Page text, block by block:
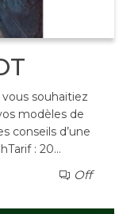
souhaitiez
modèles de
conseils d’une
: 20…
Off